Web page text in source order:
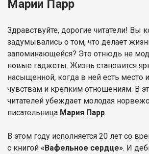
Марии Парр
Здравствуйте, дорогие читатели! Вы
задумывались о том, что делает
запоминающейся? Это отнюдь не
новые гаджеты. Жизнь становится
насыщенной, когда в ней есть место
чувствам и крепким отношениям. В
читателей убеждает молодая
писательница Мария Парр.
В этом году исполняется 20 лет со
с книгой «Вафельное сердце». И